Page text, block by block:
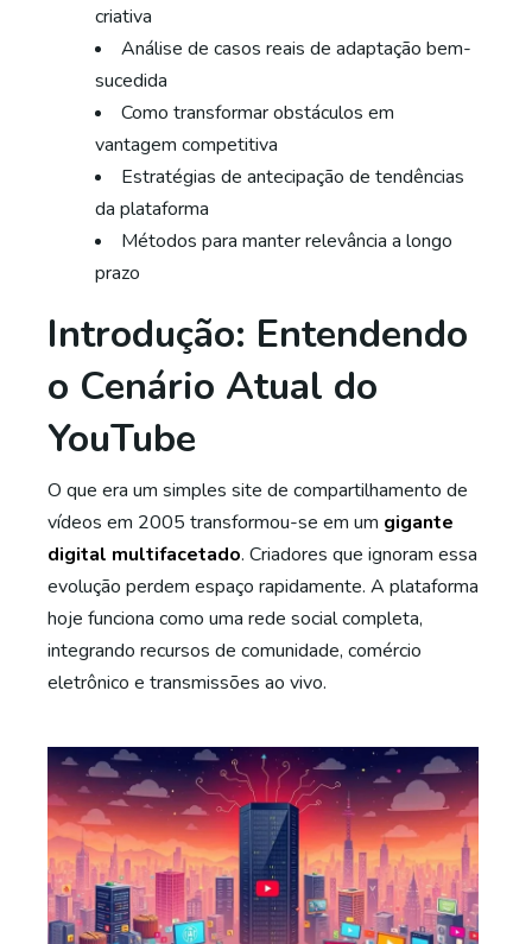
criativa
Análise de casos reais de adaptação bem-
sucedida
Como transformar obstáculos em
vantagem competitiva
Estratégias de antecipação de tendências
da plataforma
Métodos para manter relevância a longo
prazo
Introdução: Entendendo
o Cenário Atual do
YouTube
O que era um simples site de compartilhamento de
vídeos em 2005 transformou-se em um gigante
digital multifacetado. Criadores que ignoram essa
evolução perdem espaço rapidamente. A plataforma
hoje funciona como uma rede social completa,
integrando recursos de comunidade, comércio
eletrônico e transmissões ao vivo.